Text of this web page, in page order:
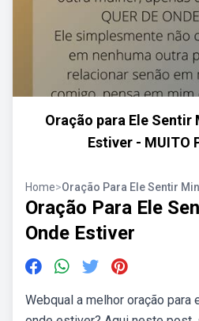
Oração para Ele Sentir
Estiver - MUITO
Home>Oração Para Ele Sentir
Oração Para Ele
Onde Estiver
Webqual a melhor oração para